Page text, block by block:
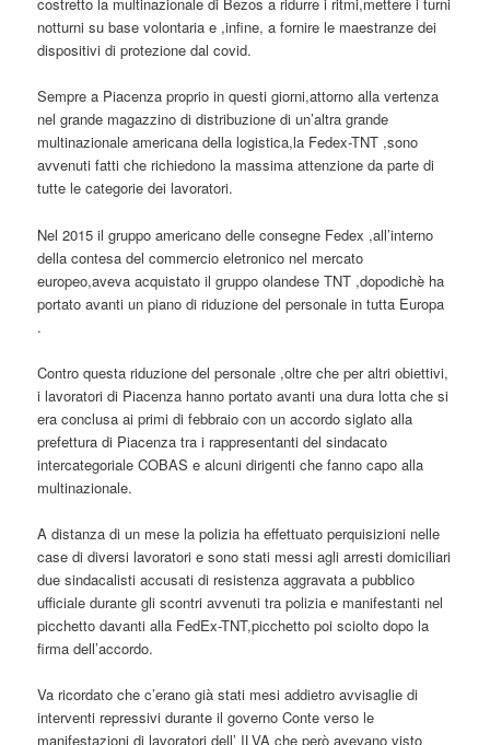
costretto la multinazionale di Bezos a ridurre i ritmi,mettere i turni
notturni su base volontaria e ,infine, a fornire le maestranze dei
dispositivi di protezione dal covid.
Sempre a Piacenza proprio in questi giorni,attorno alla vertenza
nel grande magazzino di distribuzione di un’altra grande
multinazionale americana della logistica,la Fedex-TNT ,sono
avvenuti fatti che richiedono la massima attenzione da parte di
tutte le categorie dei lavoratori.
Nel 2015 il gruppo americano delle consegne Fedex ,all’interno
della contesa del commercio eletronico nel mercato
europeo,aveva acquistato il gruppo olandese TNT ,dopodichè ha
portato avanti un piano di riduzione del personale in tutta Europa
.
Contro questa riduzione del personale ,oltre che per altri obiettivi,
i lavoratori di Piacenza hanno portato avanti una dura lotta che si
era conclusa ai primi di febbraio con un accordo siglato alla
prefettura di Piacenza tra i rappresentanti del sindacato
intercategoriale COBAS e alcuni dirigenti che fanno capo alla
multinazionale.
A distanza di un mese la polizia ha effettuato perquisizioni nelle
case di diversi lavoratori e sono stati messi agli arresti domiciliari
due sindacalisti accusati di resistenza aggravata a pubblico
ufficiale durante gli scontri avvenuti tra polizia e manifestanti nel
picchetto davanti alla FedEx-TNT,picchetto poi sciolto dopo la
firma dell’accordo.
Va ricordato che c’erano già stati mesi addietro avvisaglie di
interventi repressivi durante il governo Conte verso le
manifestazioni di lavoratori dell’ ILVA che però avevano visto